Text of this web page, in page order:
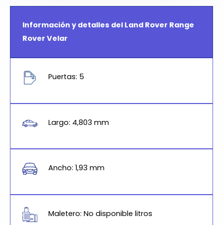
Información y detalles del Land Rover Range
Rover Velar
Puertas: 5
Largo: 4,803 mm
Ancho: 1,93 mm
Maletero: No disponible litros